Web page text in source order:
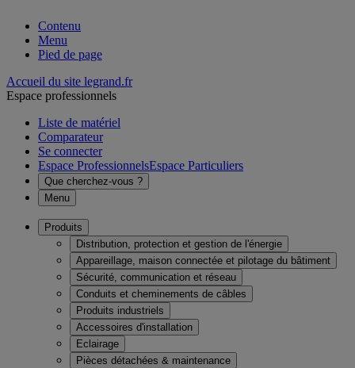
Contenu
Menu
Pied de page
Accueil du site legrand.fr
Espace professionnels
Liste de matériel
Comparateur
Se connecter
Espace ProfessionnelsEspace Particuliers
Que cherchez-vous ?
Menu
Produits
Distribution, protection et gestion de l'énergie
Appareillage, maison connectée et pilotage du bâtiment
Sécurité, communication et réseau
Conduits et cheminements de câbles
Produits industriels
Accessoires d'installation
Eclairage
Pièces détachées & maintenance